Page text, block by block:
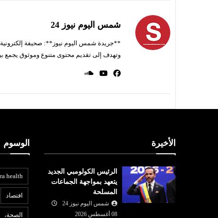
شمس اليوم نيوز 24
**جريدة شمس اليوم نيوز**: صحيفة إلكترونية
وتهدف إلى تقديم محتوى متنوع وموثوق يجمع
الأخيرة
الرئيس الكولومبي الجديد
يتعهد بمواجهة الجماعات
المسلحة
شمس اليوم نيوز 24
08 أغسطس 2026
الوسوم
health
افتصاد
الصحة،